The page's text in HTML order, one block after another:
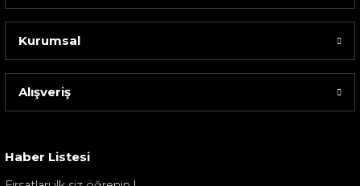
Sarev Elfıda Flanel Nevresim Takımı Çift Kişili...
Kurumsal
Alışveriş
Haber Listesi